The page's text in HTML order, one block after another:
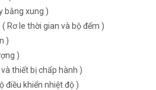
bằng xung )
Rơ le thời gian và bộ đếm )
)
)
thiết bị chấp hành )
điều khiển nhiệt độ )